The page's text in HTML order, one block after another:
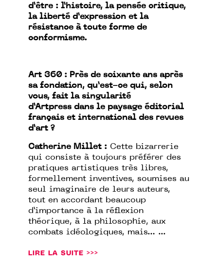
d’être : l’histoire, la pensée critique,
la liberté d’expression et la
résistance à toute forme de
conformisme.
Art 360 : Près de soixante ans après
sa fondation, qu’est-ce qui, selon
vous, fait la singularité
d’Artpress dans le paysage éditorial
français et international des revues
d’art ?
Catherine Millet : Cette bizarrerie
qui consiste à toujours préférer des
pratiques artistiques très libres,
formellement inventives, soumises au
seul imaginaire de leurs auteurs,
tout en accordant beaucoup
d’importance à la réflexion
théorique, à la philosophie, aux
combats idéologiques, mais… ...
LIRE LA SUITE >>>